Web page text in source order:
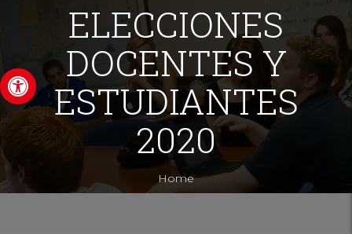
Abrir barra de herramientas
ELECCIONES
DOCENTES Y
ESTUDIANTES
2020
Home